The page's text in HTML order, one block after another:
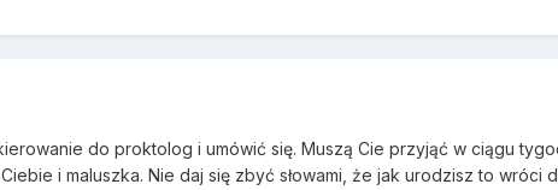
do proktolog i umówić się. Muszą Cie przyjąć w ciągu
i maluszka. Nie daj się zbyć słowami, że jak urodzisz to wróci